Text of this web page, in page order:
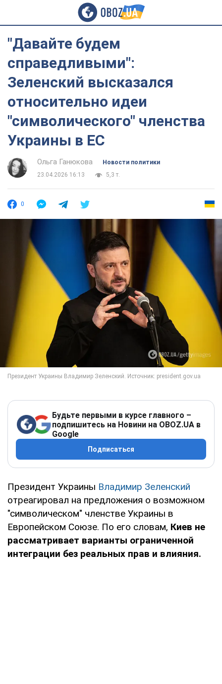
"Давайте будем
справедливыми":
Зеленский высказался
относительно идеи
"символического" членства
Украины в ЕС
Ольга Ганюкова
Новости политики
23.04.2026 16:13
5,3 т.
0
Будьте первыми в курсе главного –
подпишитесь на Новини на OBOZ.UA в
Google
Подписаться
Президент Украины Владимир Зеленский
отреагировал на предложения о возможном
"символическом" членстве Украины в
Европейском Союзе. По его словам, Киев не
рассматривает варианты ограниченной
интеграции без реальных прав и влияния.